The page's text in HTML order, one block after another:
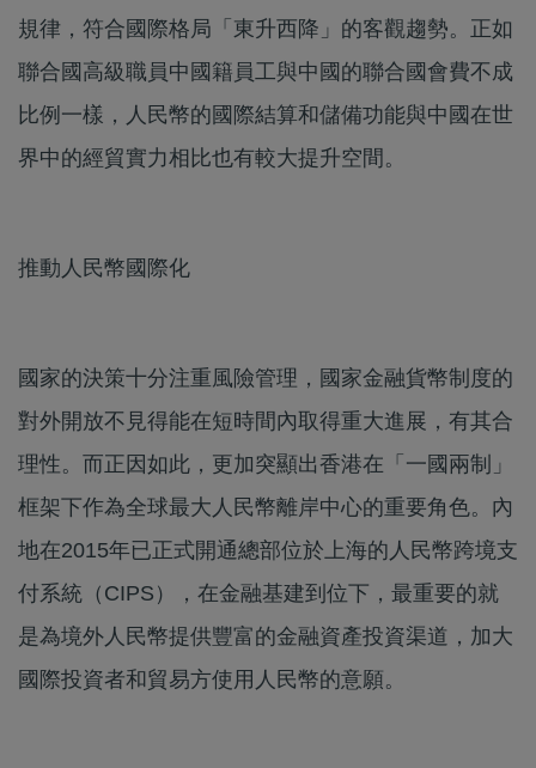
規律，符合國際格局「東升西降」的客觀趨勢。正如
聯合國高級職員中國籍員工與中國的聯合國會費不成
比例一樣，人民幣的國際結算和儲備功能與中國在世
界中的經貿實力相比也有較大提升空間。
推動人民幣國際化
國家的決策十分注重風險管理，國家金融貨幣制度的
對外開放不見得能在短時間內取得重大進展，有其合
理性。而正因如此，更加突顯出香港在「一國兩制」
框架下作為全球最大人民幣離岸中心的重要角色。內
地在2015年已正式開通總部位於上海的人民幣跨境支
付系統（CIPS），在金融基建到位下，最重要的就
是為境外人民幣提供豐富的金融資產投資渠道，加大
國際投資者和貿易方使用人民幣的意願。